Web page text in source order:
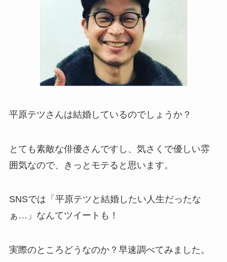
平原テツさんは結婚しているのでしょうか？
とても素敵な俳優さんですし、気さくで優しい雰
囲気なので、きっとモテると思います。
SNSでは「平原テツと結婚したい人生だったな
ぁ…」なんてツイートも！
実際のところどうなのか？早速調べてみました。